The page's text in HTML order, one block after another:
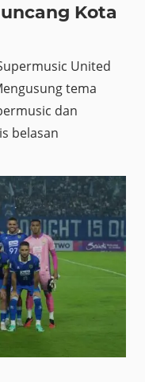
Kota
United
tema
dan
belasan